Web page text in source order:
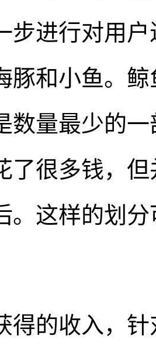
步进行对用
豚和小鱼。
数量最少的
了很多钱，
。这样的划
得的收入，